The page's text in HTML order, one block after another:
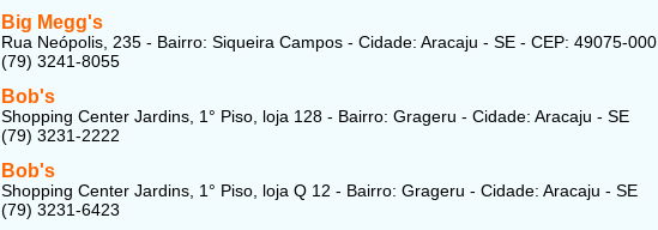
Big Megg's
Rua Neópolis, 235 - Bairro: Siqueira Campos - Cidade: Aracaju - SE - CEP: 49075-000
(79) 3241-8055
Bob's
Shopping Center Jardins, 1° Piso, loja 128 - Bairro: Grageru - Cidade: Aracaju - SE
(79) 3231-2222
Bob's
Shopping Center Jardins, 1° Piso, loja Q 12 - Bairro: Grageru - Cidade: Aracaju - SE
(79) 3231-6423